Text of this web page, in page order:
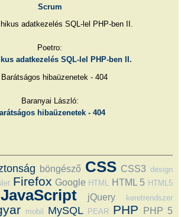
Scrum
Poetro:
adatkezelés SQL-lel PHP-ben II.
Baranyai László:
hibaüzenetek - 404
böngésző CSS CSS3 design
Firefox Google HTML HTML 5 HTML5
JavaScript jQuery keretrendszer
mobil MySQL PEAR PHP PHP 5